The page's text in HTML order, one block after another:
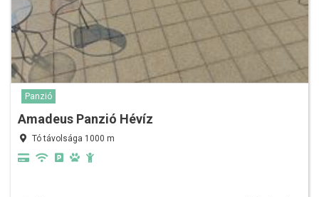
Panzió
Amadeus Panzió Hévíz
Tó távolsága 1000 m